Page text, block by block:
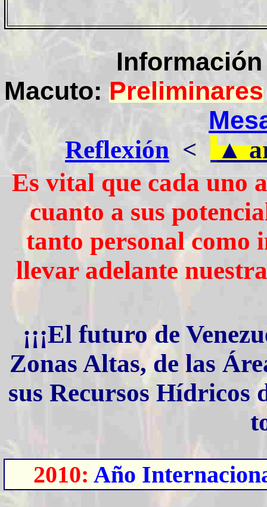
Macuto: Preliminares
Reflexión < ▲
Es vital que cada uno
cuanto a sus
tanto personal como
llevar adelante
¡¡¡El futuro de
Zonas Altas, de las
sus Recursos Hídricos
2010: Año